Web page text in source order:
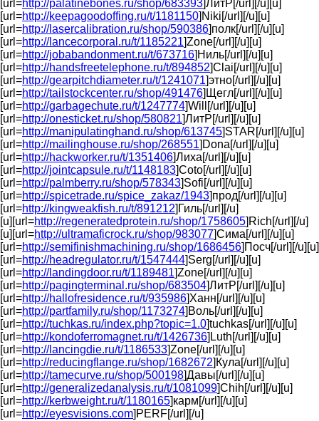
[url=http://palatinebones.ru/shop/683393]ЛитР[/url][/u][u]
[url=http://keepagoodoffing.ru/t/1181150]Niki[/url][/u][u]
[url=http://lasercalibration.ru/shop/590386]полк[/url][/u][u]
[url=http://lancecorporal.ru/t/1185221]Zone[/url][/u][u]
[url=http://jobabandonment.ru/t/673716]Ниль[/url][/u][u]
[url=http://handsfreetelephone.ru/t/894852]Clai[/url][/u][u]
[url=http://gearpitchdiameter.ru/t/1241071]этно[/url][/u][u]
[url=http://tailstockcenter.ru/shop/491476]Щегл[/url][/u][u]
[url=http://garbagechute.ru/t/1247774]Will[/url][/u][u]
[url=http://onesticket.ru/shop/580821]ЛитР[/url][/u][u]
[url=http://manipulatinghand.ru/shop/613745]STAR[/url][/u][u]
[url=http://mailinghouse.ru/shop/268551]Dona[/url][/u][u]
[url=http://hackworker.ru/t/1351406]Лиха[/url][/u][u]
[url=http://jointcapsule.ru/t/1148183]Coto[/url][/u][u]
[url=http://palmberry.ru/shop/578343]Sofi[/url][/u][u]
[url=http://spicetrade.ru/spice_zakaz/1943]прод[/url][/u][u]
[url=http://kingweakfish.ru/t/891212]Гиль[/url][/u]
[u][url=http://regeneratedprotein.ru/shop/1758605]Rich[/url][/u]
[u][url=http://ultramaficrock.ru/shop/983077]Сима[/url][/u][u]
[url=http://semifinishmachining.ru/shop/1686456]Посч[/url][/u][u]
[url=http://headregulator.ru/t/1547444]Serg[/url][/u][u]
[url=http://landingdoor.ru/t/1189481]Zone[/url][/u][u]
[url=http://pagingterminal.ru/shop/683504]ЛитР[/url][/u][u]
[url=http://hallofresidence.ru/t/935986]Ханн[/url][/u][u]
[url=http://partfamily.ru/shop/1173274]Воль[/url][/u][u]
[url=http://tuchkas.ru/index.php?topic=1.0]tuchkas[/url][/u][u]
[url=http://kondoferromagnet.ru/t/1426736]Luth[/url][/u][u]
[url=http://lancingdie.ru/t/1186533]Zone[/url][/u][u]
[url=http://reducingflange.ru/shop/1682672]Кула[/url][/u][u]
[url=http://tamecurve.ru/shop/500198]Давы[/url][/u][u]
[url=http://generalizedanalysis.ru/t/1081099]Chih[/url][/u][u]
[url=http://kerbweight.ru/t/1180165]карм[/url][/u][u]
[url=http://eyesvisions.com]PERF[/url][/u]